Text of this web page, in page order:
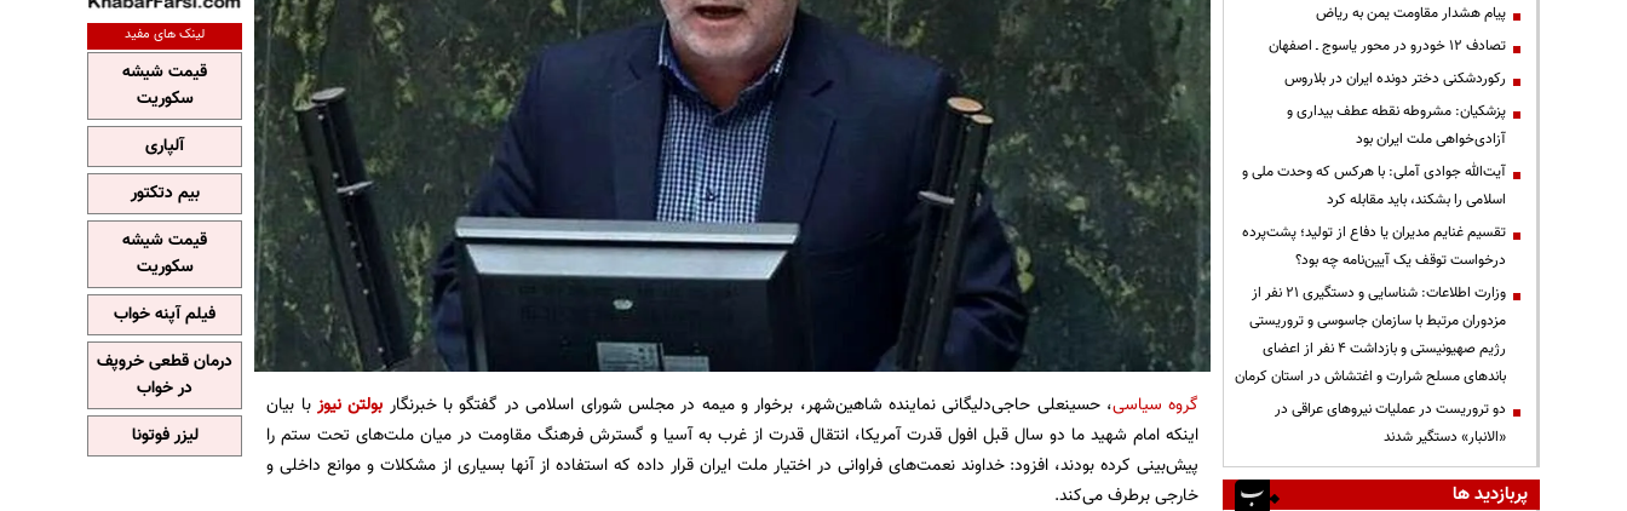
گروه سیاسی، حسینعلی حاجی‌دلیگانی نماینده شاهین‌شهر‌، برخوار و میمه در مجلس شورای اسلامی در گفتگو با خبرنگار بولتن نیوزبا بیان
اینکه امام شهید ما دو سال قبل افول قدرت آمریکا، انتقال قدرت از غرب به آسیا و گسترش فرهنگ مقاومت در میان ملت‌های تحت ستم را
پیش‌بینی کرده بودند، افزود: خداوند نعمت‌های فراوانی در اختیار ملت ایران قرار داده که استفاده از آنها بسیاری از مشکلات و موانع داخلی و
خارجی برطرف می‌کند.
پیام هشدار مقاومت یمن به ریاض
تصادف ۱۲ خودرو در محور یاسوج ـ اصفهان
رکوردشکنی دختر دونده ایران در بلاروس
پزشکیان: مشروطه نقطه عطف بیداری و
آزادی‌خواهی ملت ایران بود
آیت‌الله جوادی آملی: با هرکس که وحدت ملی و
اسلامی را بشکند، باید مقابله کرد
تقسیم غنایم مدیران یا دفاع از تولید؛ پشت‌پرده
درخواست توقف یک آیین‌نامه چه بود؟
وزارت اطلاعات: شناسایی و دستگیری ۲۱ نفر از
مزدوران مرتبط با سازمان جاسوسی و تروریستی
رژیم صهیونیستی و بازداشت ۴ نفر از اعضای
باندهای مسلح شرارت و اغتشاش در استان کرمان
دو تروریست در عملیات نیروهای عراقی در
«الانبار» دستگیر شدند
پربازدید ها
لینک های مفید
قیمت شیشه
سکوریت
آلپاری
بیم دتکتور
قیمت شیشه
سکوریت
فیلم آپنه خواب
درمان قطعی خروپف
در خواب
لیزر فوتونا